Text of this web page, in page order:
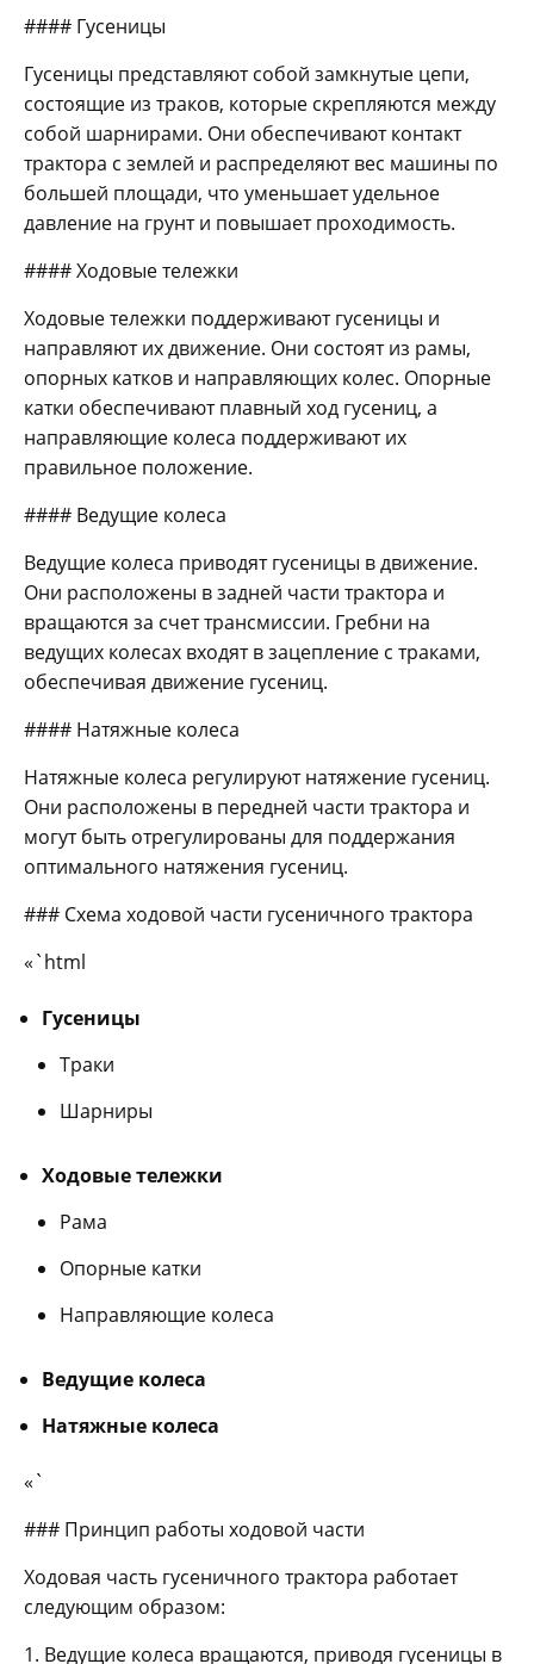
#### Гусеницы
Гусеницы представляют собой замкнутые цепи,
состоящие из траков, которые скрепляются между
собой шарнирами. Они обеспечивают контакт
трактора с землей и распределяют вес машины по
большей площади, что уменьшает удельное
давление на грунт и повышает проходимость.
#### Ходовые тележки
Ходовые тележки поддерживают гусеницы и
направляют их движение. Они состоят из рамы,
опорных катков и направляющих колес. Опорные
катки обеспечивают плавный ход гусениц, а
направляющие колеса поддерживают их
правильное положение.
#### Ведущие колеса
Ведущие колеса приводят гусеницы в движение.
Они расположены в задней части трактора и
вращаются за счет трансмиссии. Гребни на
ведущих колесах входят в зацепление с траками,
обеспечивая движение гусениц.
#### Натяжные колеса
Натяжные колеса регулируют натяжение гусениц.
Они расположены в передней части трактора и
могут быть отрегулированы для поддержания
оптимального натяжения гусениц.
### Схема ходовой части гусеничного трактора
«`html
Гусеницы
Траки
Шарниры
Ходовые тележки
Рама
Опорные катки
Направляющие колеса
Ведущие колеса
Натяжные колеса
«`
### Принцип работы ходовой части
Ходовая часть гусеничного трактора работает
следующим образом:
1. Ведущие колеса вращаются, приводя гусеницы в